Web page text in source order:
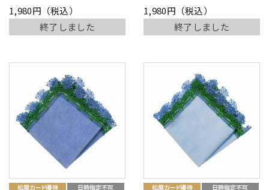
1,980円（税込）
終了しました
1,980円（税込）
終了しました